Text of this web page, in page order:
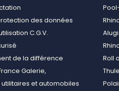
des données
C.G.V.
de la différence
Galerie,
utilitaires et automobiles
Alugi
Roll
Thule